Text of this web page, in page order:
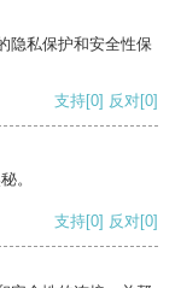
隐私保护和安全性保
支持[0] 反对[0]
。
支持[0] 反对[0]